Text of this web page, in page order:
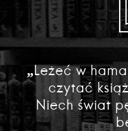
„Leżeć w
czytać
Niech świat